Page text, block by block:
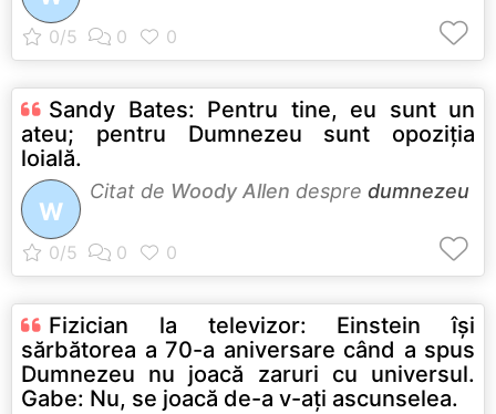
Sandy Bates: Pentru tine, eu sunt un
ateu; pentru Dumnezeu sunt opoziţia
loială.
W
Citat de Woody Allen despre dumnezeu
Fizician la televizor: Einstein îşi
sărbătorea a 70-a aniversare când a spus
Dumnezeu nu joacă zaruri cu universul.
Gabe: Nu, se joacă de-a v-aţi ascunselea.